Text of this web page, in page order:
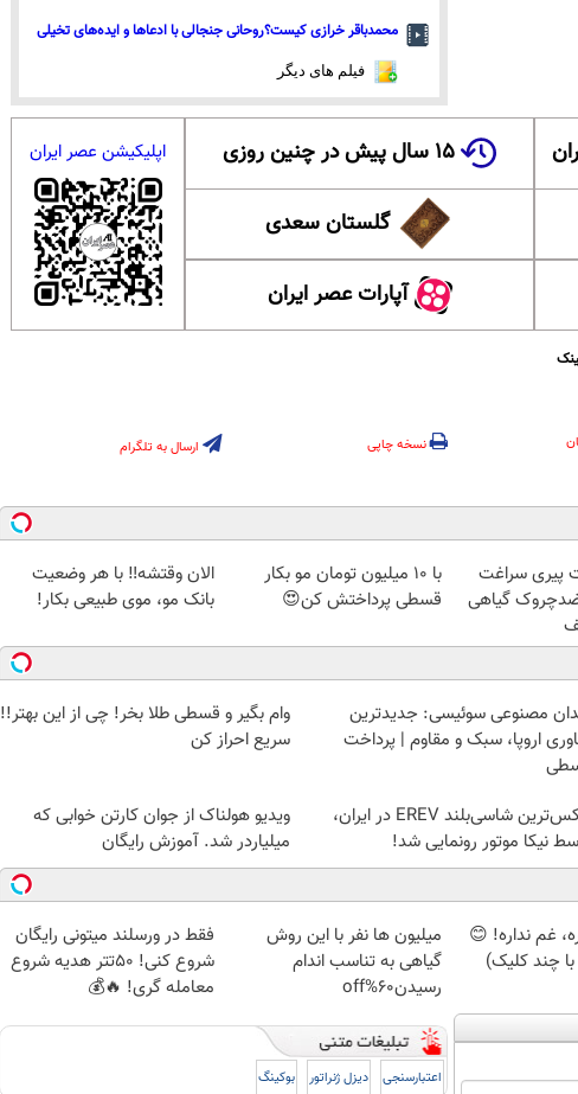
محمدباقر خرازی کیست؟روحانی جنجالی با ادعاها و ایده‌های تخیلی
فیلم های دیگر
۱۵ سال پیش در چنین روزی
گلستان سعدی
آپارات عصر ایران
اپلیکیشن عصر ایران
نسخه چاپی ارسال به تلگرام
پیری سراغت
ضدچروک گیاهی
با 10 میلیون تومان مو بکار
قسطی پرداختش کن😍
الان وقتشه‼️ با هر وضعیت
بانک مو، موی طبیعی بکار!
مصنوعی سوئیسی: جدیدترین
اروپا، سبک و مقاوم | پرداخت
وام بگیر و قسطی طلا بخر! چی از این بهتر!!
سریع احراز کن
لوکس‌ترین شاسی‌بلند EREV در ایران،
نیکا موتور رونمایی شد!
ویدیو هولناک از جوان کارتن خوابی که
میلیاردر شد. آموزش رایگان
غم نداره! 😊
چند کلیک)
میلیون ها نفر با این روش
گیاهی به تناسب اندام
رسیدن60%off
فقط در ورسلند میتونی رایگان
شروع کنی! 50تتر هدیه شروع
معامله گری! 🔥💰
اعتبارسنجی دیزل ژنراتور بوکینگ